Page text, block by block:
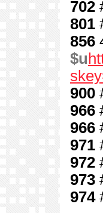
702
801
856
$u
900
966
966
971
972
973
974